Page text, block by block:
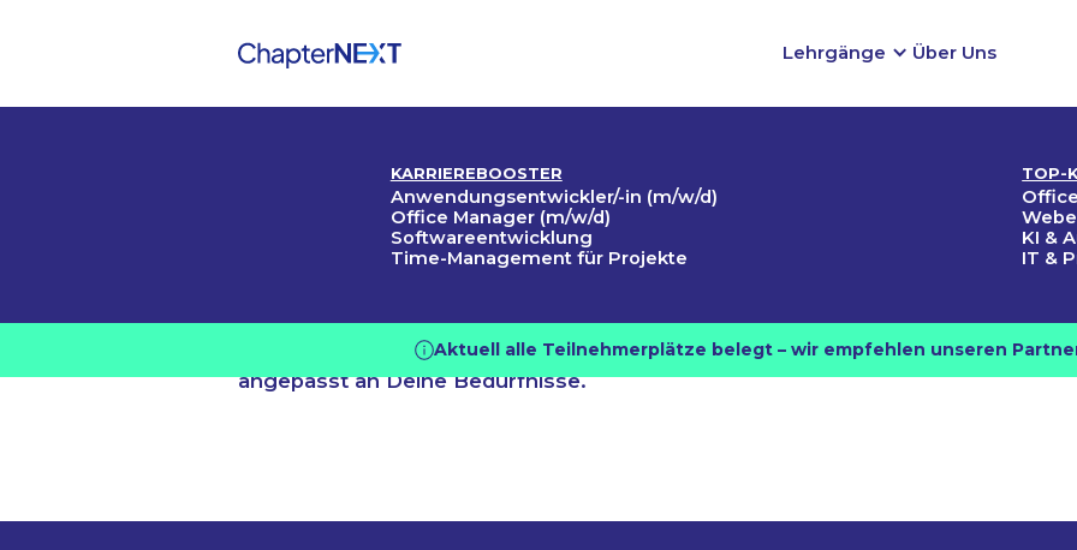
Lehrgänge
KARRIEREBOOSTER
Anwend­ungs­­entwickler­/-in (m/w/d)
Office Manager (m/w/d)
Softwareentwicklung
Time-Management für Projekte
TOP-
KI &
IT &
Aktuell alle Teilnehmerplätze belegt – wir empfehlen unseren
Über Uns
Lehrgangsübersicht
Lehrgangs­
übersicht
Entdecke unsere vielfältigen Weiterbildungsangebote,
angepasst an Deine Bedürfnisse.